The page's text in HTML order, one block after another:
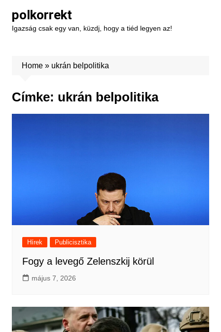
content
polkorrekt
Igazság csak egy van, küzdj, hogy a tiéd legyen az!
Home» ukrán belpolitika
Címke: ukrán belpolitika
Hírek Publicisztika
Fogy a levegő Zelenszkij körül
május 7, 2026